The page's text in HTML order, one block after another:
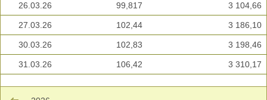
26.03.26 99,817 3 104,66
27.03.26 102,44 3 186,10
30.03.26 102,83 3 198,46
31.03.26 106,42 3 310,17